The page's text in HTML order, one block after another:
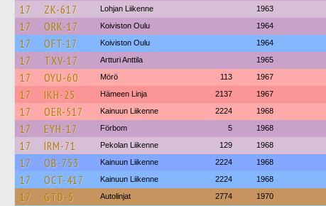
17 ZK-617 Lohjan Liikenne 1963
17 ORK-17 Koiviston Oulu 1964
17 OFT-17 Koiviston Oulu 1964
17 TXV-17 Artturi Anttila 1965
17 OYU-60 Mörö 113 1967
17 IKH-25 Hämeen Linja 2137 1967
17 OER-517 Kainuun Liikenne 2224 1968
17 EYH-17 Förbom 5 1968
17 IRM-71 Pekolan Liikenne 129 1968
17 OB-753 Kainuun Liikenne 2224 1968
17 OCT-417 Kainuun Liikenne 2224 1968
17 GTD-5 Autolinjat 2774 1970